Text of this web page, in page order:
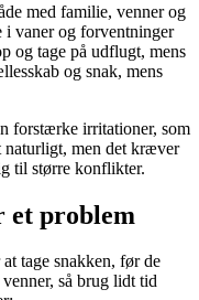
med familie, venner og
i vaner og forventninger
og tage på udflugt, mens
og snak, mens
forstærke irritationer, som
naturligt, men det kræver
til større konflikter.
et problem
tage snakken, før de
så brug lidt tid